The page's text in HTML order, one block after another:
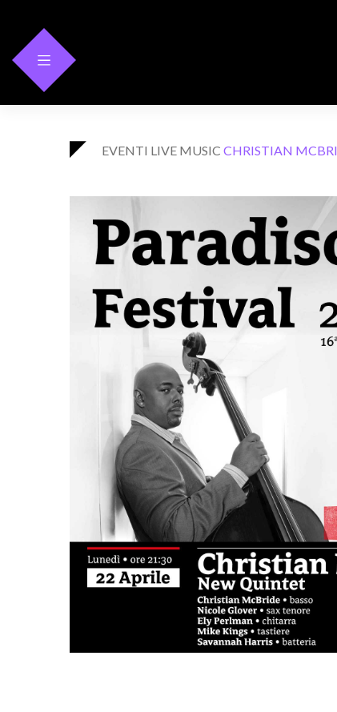
content
EVENTI LIVE MUSIC CHRISTIAN